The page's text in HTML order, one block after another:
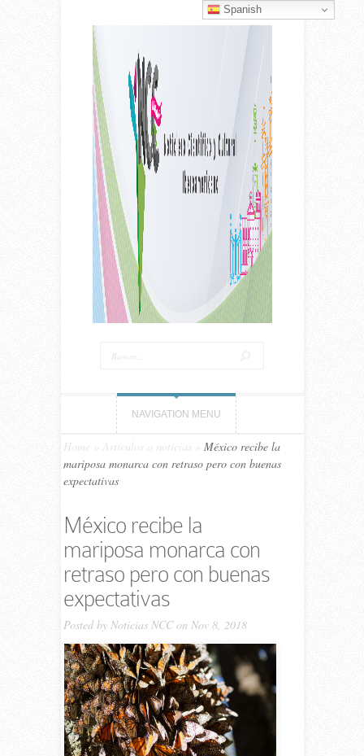
NAVIGATION MENU
Home Artículos o noticias
México recibe la
mariposa monarca con retraso pero con buenas
expectativas
México recibe la
mariposa monarca con
retraso pero con buenas
expectativas
Posted by Noticias NCCon Nov 8, 2018
Spanish